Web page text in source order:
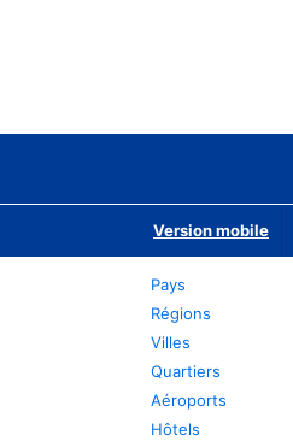
Version mobile
Pays
Régions
Villes
Quartiers
Aéroports
Hôtels